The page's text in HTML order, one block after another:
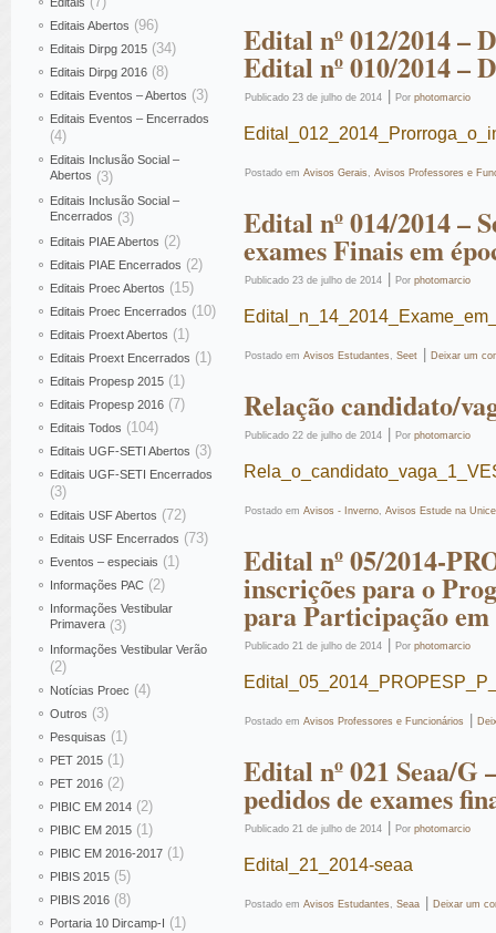
Editais Abertos (96)
Editais Dirpg 2015 (34)
Editais Dirpg 2016 (8)
Editais Eventos – Abertos (3)
Editais Eventos – Encerrados
(4)
Editais Inclusão Social –
Abertos (3)
Editais Inclusão Social –
Encerrados (3)
Editais PIAE Abertos (2)
Editais PIAE Encerrados (2)
Editais Proec Abertos (15)
Editais Proec Encerrados (10)
Editais Proext Abertos (1)
Editais Proext Encerrados (1)
Editais Propesp 2015 (1)
Editais Propesp 2016 (7)
Editais Todos (104)
Editais UGF-SETI Abertos (3)
Editais UGF-SETI Encerrados
(3)
Editais USF Abertos (72)
Editais USF Encerrados (73)
Eventos – especiais (1)
Informações PAC (2)
Informações Vestibular
Primavera (3)
Informações Vestibular Verão
(2)
Notícias Proec (4)
Outros (3)
Pesquisas (1)
PET 2015 (1)
PET 2016 (2)
PIBIC EM 2014 (2)
PIBIC EM 2015 (1)
PIBIC EM 2016-2017 (1)
PIBIS 2015 (5)
PIBIS 2016 (8)
Portaria 10 Dircamp-I (1)
Edital nº 012/2014 –
Edital nº 010/2014 –
Publicado 23 de julho de 2014 Por photomarcio
Postado em Avisos Gerais , Avisos Professores e
Edital nº 014/2014 –
exames Finais em
Publicado 23 de julho de 2014 Por photomarcio
Postado em Avisos Estudantes , Seet Deixar um
Relação candidato/
Publicado 22 de julho de 2014 Por photomarcio
Postado em Avisos - Inverno, Avisos Estude na
Edital nº 05/2014-
inscrições para o
para Participação
Publicado 21 de julho de 2014 Por photomarcio
Postado em Avisos Professores e Funcionários
Edital nº 021 Seaa/G
pedidos de exames
Publicado 21 de julho de 2014 Por photomarcio
Edital_21_2014-seaa
Postado em Avisos Estudantes , Seaa Deixar um